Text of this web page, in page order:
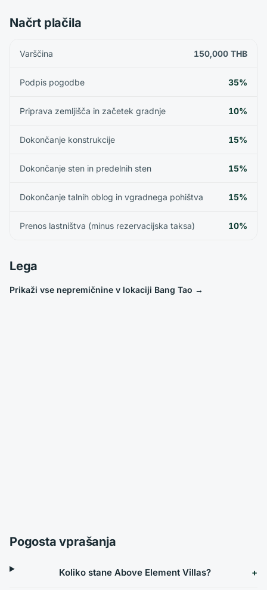
Načrt plačila
Varščina 150,000 THB
Podpis pogodbe 35%
Priprava zemljišča in začetek gradnje 10%
Dokončanje konstrukcije 15%
Dokončanje sten in predelnih sten 15%
Dokončanje talnih oblog in vgradnega pohištva 15%
Prenos lastništva (minus rezervacijska taksa) 10%
Lega
Prikaži vse nepremičnine v lokaciji Bang Tao →
Pogosta vprašanja
Koliko stane Above Element Villas?